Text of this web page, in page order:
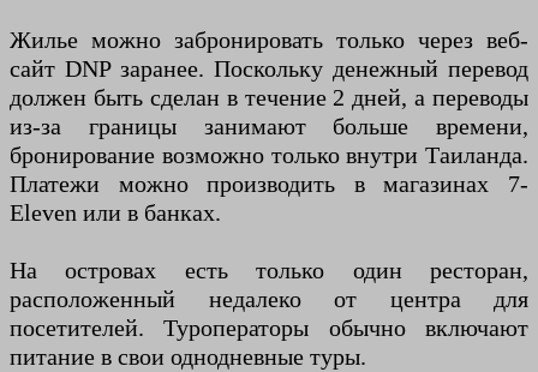
Жилье можно забронировать только через веб-
сайт DNP заранее. Поскольку денежный перевод
должен быть сделан в течение 2 дней, а переводы
из-за границы занимают больше времени,
бронирование возможно только внутри Таиланда.
Платежи можно производить в магазинах 7-
Eleven или в банках.
На островах есть только один ресторан,
расположенный недалеко от центра для
посетителей. Туроператоры обычно включают
питание в свои однодневные туры.